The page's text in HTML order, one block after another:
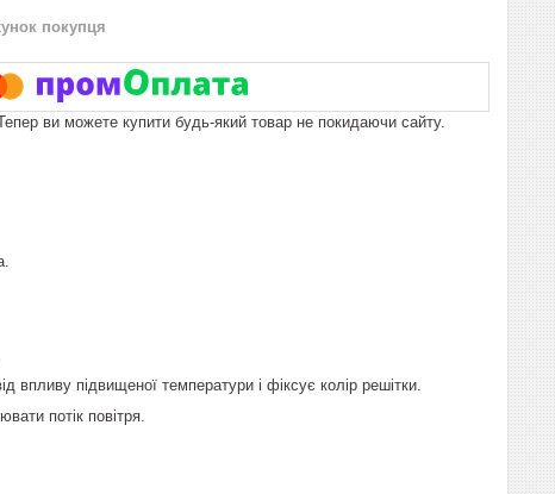
покупця
ви можете купити будь-який товар не покидаючи сайту.
впливу підвищеної температури і фіксує колір решітки.
потік повітря.